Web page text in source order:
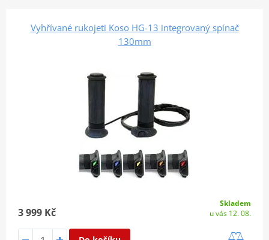
Vyhřívané rukojeti Koso HG-13 integrovaný spínač
130mm
3 999 Kč
Skladem
u vás 12. 08.